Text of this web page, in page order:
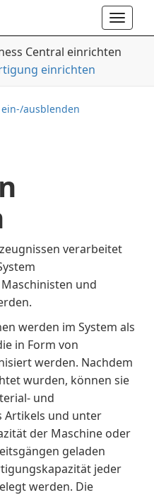
Toggle
Central einrichten
einrichten
ausblenden
verarbeitet
und
werden im System als
in Form von
werden. Nachdem
wurden, können sie
und
und unter
der Maschine oder
geladen
jeder
werden. Die